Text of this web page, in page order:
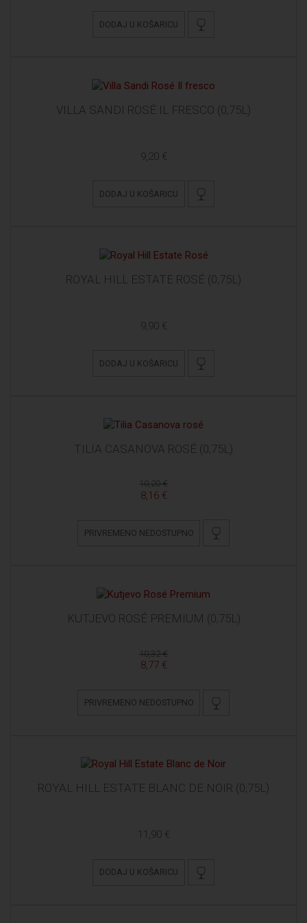
DODAJ U KOŠARICU
VILLA SANDI ROSÉ IL FRESCO (0,75L)
9,20 €
DODAJ U KOŠARICU
ROYAL HILL ESTATE ROSÉ (0,75L)
9,90 €
DODAJ U KOŠARICU
TILIA CASANOVA ROSÉ (0,75L)
10,20 €
8,16 €
PRIVREMENO NEDOSTUPNO
KUTJEVO ROSÉ PREMIUM (0,75L)
10,32 €
8,77 €
PRIVREMENO NEDOSTUPNO
ROYAL HILL ESTATE BLANC DE NOIR (0,75L)
11,90 €
DODAJ U KOŠARICU